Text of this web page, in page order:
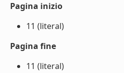
Pagina inizio
11 (literal)
Pagina fine
11 (literal)